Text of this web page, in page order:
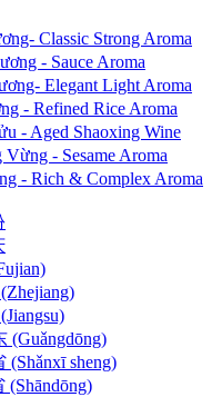
Classic Strong Aroma
- Sauce Aroma
Elegant Light Aroma
- Refined Rice Aroma
- Aged Shaoxing Wine
- Sesame Aroma
- Rich & Complex Aroma
(Guǎngdōng)
(Shǎnxī sheng)
(Shāndōng)